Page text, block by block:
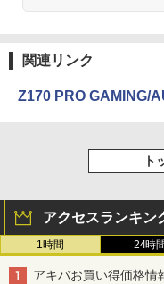
関連リンク
Z170 PRO GAMING/
ト
アクセスランキン
1時間 24時
アキバお買い得価格情